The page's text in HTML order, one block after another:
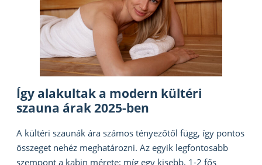
Így alakultak a modern kültéri
szauna árak 2025-ben
A kültéri szaunák ára számos tényezőtől függ, így pontos
összeget nehéz meghatározni. Az egyik legfontosabb
szempont a kabin mérete: míg egy kisebb, 1-2 fős